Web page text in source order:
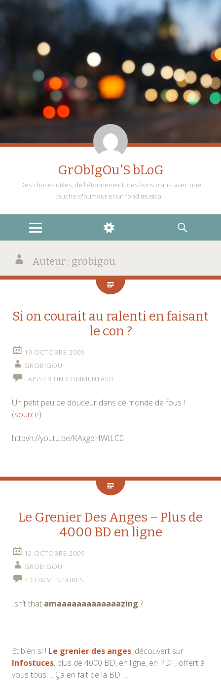
GrObIgOu'S bLoG
Des choses utiles, de l'étonnement, des bons plans, avec une
touche d'humour et un fond musical !
MENU
WIDGETS
RECHERCHE
Auteur : grobigou
Si on courait au ralenti en faisant
le con ?
19 OCTOBRE 2009
GROBIGOU
LAISSER UN COMMENTAIRE
Un petit peu de douceur dans ce monde de fous !
(source)
httpvh://youtu.be/KAxgpHWtLC0
Le Grenier Des Anges – Plus de
4000 BD en ligne
12 OCTOBRE 2009
GROBIGOU
4 COMMENTAIRES
Isn’t that amaaaaaaaaaaaaazing ?
Et bien si ! Le grenier des anges, découvert sur
Infostuces, plus de 4000 BD, en ligne, en PDF, offert à
vous tous…. Ça en fait de la BD…. !